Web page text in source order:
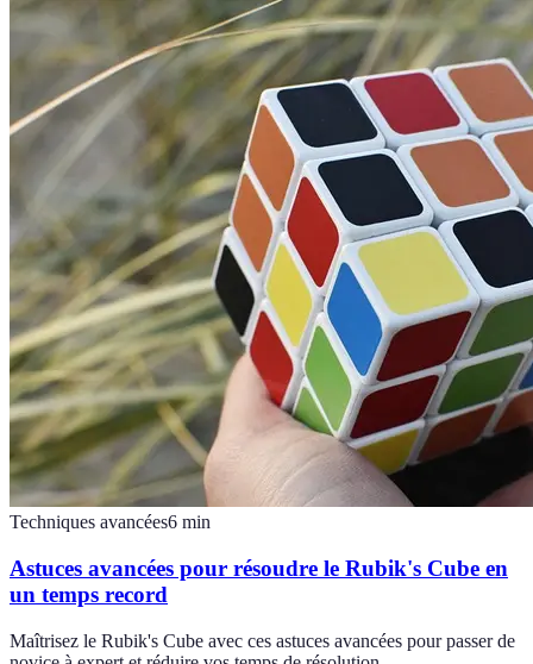
Techniques avancées6 min
Astuces avancées pour résoudre le Rubik's Cube en
un temps record
Maîtrisez le Rubik's Cube avec ces astuces avancées pour passer de